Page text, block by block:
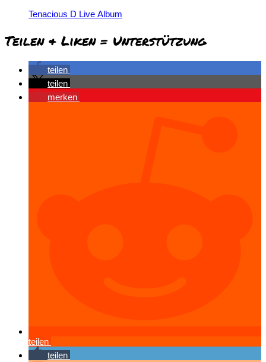
Tenacious D Live Album
Teilen & Liken = Unterstützung
teilen
teilen
merken
teilen
teilen